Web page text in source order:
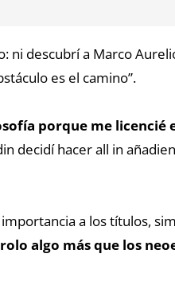
ni descubrí a Marco
es el camino”.
porque me licencié
decidí hacer all in
a los títulos,
algo más que los